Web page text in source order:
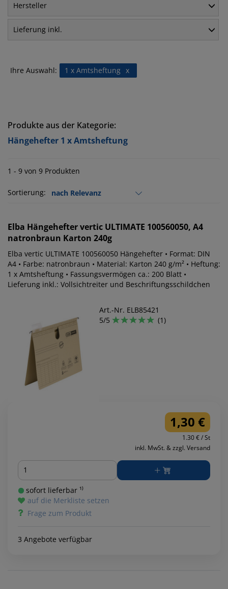
Hersteller
Lieferung inkl.
Ihre Auswahl: x
1 x Amtsheftung
Produkte aus der Kategorie:
Hängehefter 1 x Amtsheftung
1 - 9 von 9 Produkten
Sortierung:
Elba Hängehefter vertic ULTIMATE 100560050, A4
natronbraun Karton 240g
Elba vertic ULTIMATE 100560050 Hängehefter • Format: DIN
A4 • Farbe: natronbraun • Material: Karton 240 g/m² • Heftung:
1 x Amtsheftung • Fassungsvermögen ca.: 200 Blatt •
Lieferung inkl.: Vollsichtreiter und Beschriftungsschildchen
Art.-Nr. ELB85421
5/5
(1)
1,30 €
1.30 € / St
inkl. MwSt. & zzgl. Versand
Menge
sofort lieferbar ¹⁾
auf die Merkliste setzen
Frage zum Produkt
3 Angebote verfügbar